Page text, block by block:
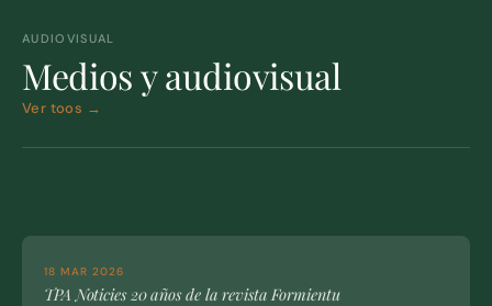
AUDIOVISUAL
Medios y audiovisual
Ver toos →
18 MAR 2026
TPA Noticies 20 años de la revista Formientu